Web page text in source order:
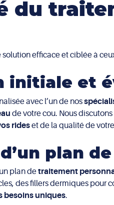
leur vie professionnelle et
sont généralement
du
efficace et ciblée à
initiale et
avec l’un de nos
de votre cou. Nous discutons
rideset de la qualité de
plan
plan detraitement
des fillers dermiques
besoins uniques.